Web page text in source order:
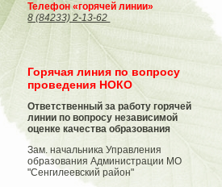
Телефон «горячей линии»
8 (84233) 2-13-62
Горячая линия по вопросу
проведения НОКО
Ответственный за работу горячей
линии по вопросу независимой
оценке качества образования
Зам. начальника Управления
образования Администрации МО
"Сенгилеевский район"